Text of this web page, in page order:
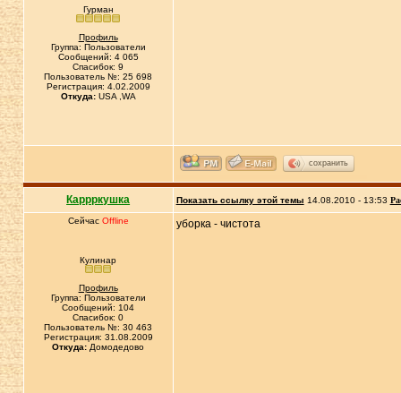
Гурман
Профиль
Группа: Пользователи
Сообщений: 4 065
Спасибок: 9
Пользователь №: 25 698
Регистрация: 4.02.2009
Откуда:USA ,WA
сохранить
Каррркушка Показать ссылку этой темы 14.08.2010 - 13:53
Сейчас Offline
Кулинар
Профиль
Группа: Пользователи
Сообщений: 104
Спасибок: 0
Пользователь №: 30 463
Регистрация: 31.08.2009
Откуда: Домодедово
уборка - чистота